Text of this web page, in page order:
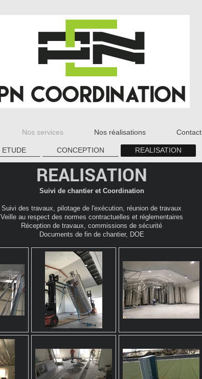
Nos services Nos réalisations Contact
ETUDE CONCEPTION REALISATION
REALISATION
Suivi de chantier et Coordination
Suivi des travaux, pilotage de l'exécution, réunion de travaux
Veille au respect des normes contractuelles et réglementaires
Réception de travaux, commissions de sécurité
Documents de fin de chantier, DOE